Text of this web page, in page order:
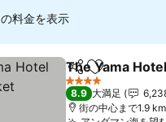
の料金を表示
シェアお気に入り
The Yama
4 ホテルのランク
8.9 大満足
街の中心まで1.9 km